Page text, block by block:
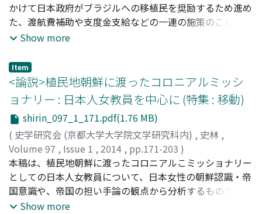
ちで、フランス系知識人にマジョリティとの対話の重要性
を認識させ、後年の多文化主義の背景をなすことになっ
た。
かけて日本政府がブラジルへの移植民を奨励するため進め
た、渡航費補助や支度金支給などの一連の施策のことであ
る。一九二八年から一九三四年までの七年間はブラジル移
渡ったといわれている。では、いつ・どこから・何人の人
びとが日本からブラジルに渡っていったのか。本稿の課題
はこうした移民の「源流」を特定することである。まずは
『伯刺西爾行移民名簿』の悉皆調査によって得られたデー
タをもとに、政府からの渡航費補助を受けた家族移民の輩
出地を解析し、その全国的な分布を図解する。ついで移民
卓越地域の事例として能本県と北海道をとりあげ、熊本県
では高い小作料に苦しんだ八代郡の干拓地帯から、北海道
では冷害による凶作被害をうけた道東や道中の町村から多
くのブラジル移民が出たことを明らかにする。
Show more
Item
<論説>植民地朝鮮に渡ったコロニアルミッシ
ョナリー : 日本人女教員を中心に (特集 : 移動)
shirin_097_1_171.pdf(1.76 MB)
( 史学研究会 (京都大学大学院文学研究科内) , 史林 ,
Volume 97 , Issue 1 , 2014 , pp.171-203 )
朴, 宣美 ;PARK, Sunmi
本稿は、植民地朝鮮に渡ったコロニアルこミッショナリー
としての日本人女教員について、日本女性の朝鮮認識・帝
国意識や、帝国の担い手論の観点から分析するものであ
る。第一章では、一九〇〇年代初期から日韓併合直後まで
Show more